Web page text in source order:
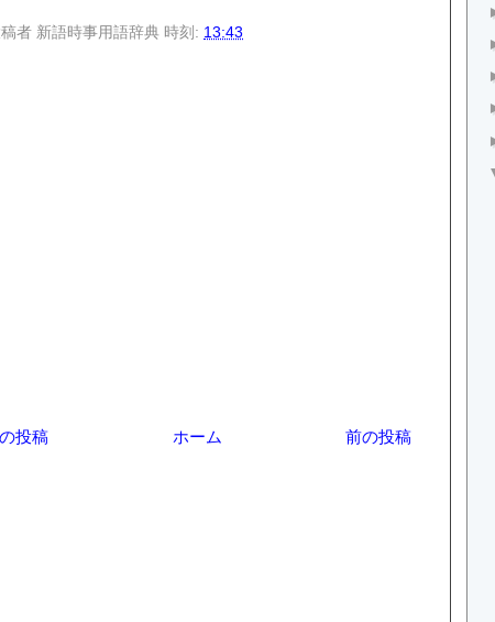
者 新語時事用語辞典 時刻: 13:43
投稿 前の投稿
ホーム